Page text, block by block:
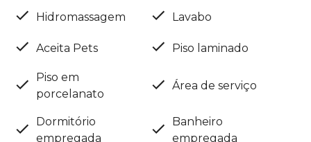
Hidromassagem Lavabo
Aceita Pets Piso laminado
Piso em
porcelanato
Área de serviço
Dormitório
empregada
Banheiro
empregada